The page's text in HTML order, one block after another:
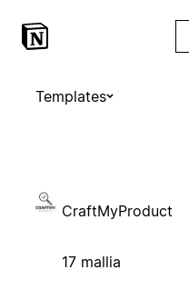
Templates
CraftMyProduct
17 mallia